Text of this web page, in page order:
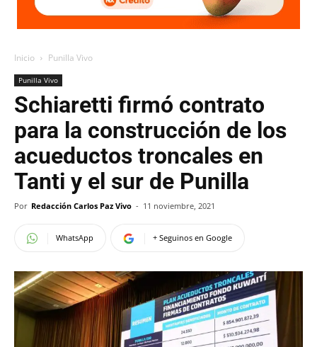
Inicio Punilla Vivo
Punilla Vivo
Schiaretti firmó contrato
para la construcción de los
acueductos troncales en
Tanti y el sur de Punilla
Por Redacción Carlos Paz Vivo - 11 noviembre, 2021
WhatsApp + Seguinos en Google